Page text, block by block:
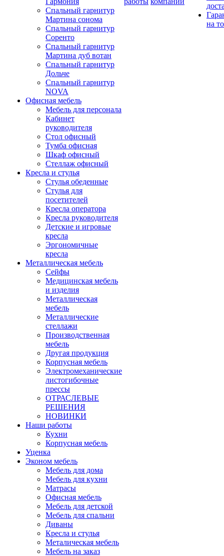
Спальный гарнитур
Мартина сонома
Спальный гарнитур
Соренто
Спальный гарнитур
Мартина дуб вотан
Спальный гарнитур
Дольче
Спальный гарнитур
NOVA
Офисная мебель
Мебель для персонала
Кабинет
руководителя
Стол офисный
Тумба офисная
Шкаф офисный
Стеллаж офисный
Кресла и стулья
Стулья обеденные
Стулья для
посетителей
Кресла оператора
Кресла руководителя
Детские и игровые
кресла
Эргономичные
кресла
Металлическая мебель
Сейфы
Медицинская мебель
и изделия
Металлическая
мебель
Металлические
стеллажи
Производственная
мебель
Другая продукция
Корпусная мебель
Электромеханические
листогибочные
прессы
ОТРАСЛЕВЫЕ
РЕШЕНИЯ
НОВИНКИ
Наши работы
Кухни
Корпусная мебель
Уценка
Эконом мебель
Мебель для дома
Мебель для кухни
Матрасы
Офисная мебель
Мебель для детской
Мебель для спальни
Диваны
Кресла и стулья
Металическая мебель
Мебель на заказ
на